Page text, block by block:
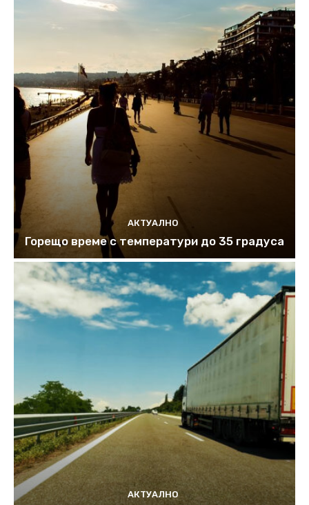
АКТУАЛНО
Горещо време с температури до 35 градуса
АКТУАЛНО